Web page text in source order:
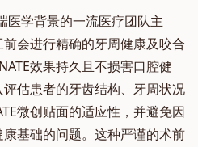
医学背景的一流医疗团队主
前会进行精确的牙周健康及咬合
效果持久且不损害口腔健
估患者的牙齿结构、牙周状况
微创贴面的适应性，并避免因
基础的问题。这种严谨的术前